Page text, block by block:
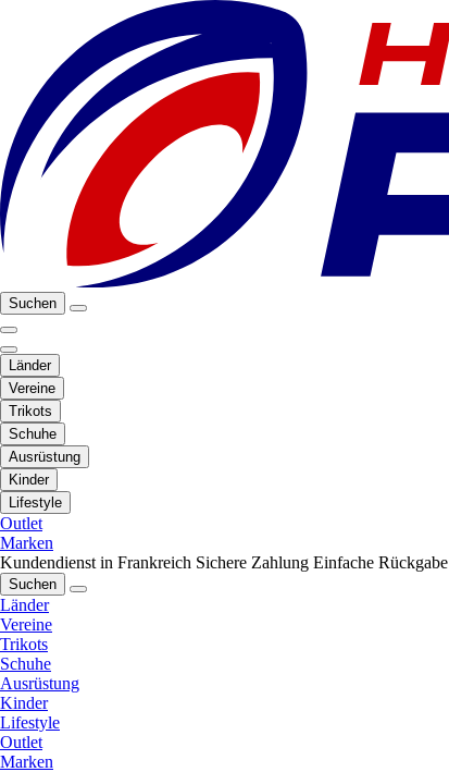
Suchen
Länder
Vereine
Trikots
Schuhe
Ausrüstung
Kinder
Lifestyle
Outlet
Marken
Kundendienst in Frankreich Sichere Zahlung Einfache Rückgabe
Suchen
Länder
Vereine
Trikots
Schuhe
Ausrüstung
Kinder
Lifestyle
Outlet
Marken